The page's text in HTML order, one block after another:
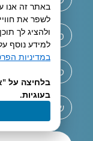
לשפר את
ולהציג לך
למידע נוסף על
במדיניות
בלחיצה על
בעוגיות.